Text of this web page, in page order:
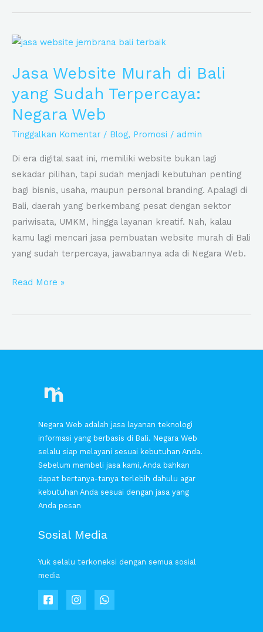
Jasa Website Murah di Bali
yang Sudah Terpercaya:
Negara Web
Tinggalkan Komentar / Blog, Promosi / admin
Di era digital saat ini, memiliki website bukan lagi
sekadar pilihan, tapi sudah menjadi kebutuhan penting
bagi bisnis, usaha, maupun personal branding. Apalagi di
Bali, daerah yang berkembang pesat dengan sektor
pariwisata, UMKM, hingga layanan kreatif. Nah, kalau
kamu lagi mencari jasa pembuatan website murah di Bali
yang sudah terpercaya, jawabannya ada di Negara Web.
Jasa
Murah
di
Bali
yang
Sudah
Read More »
Negara Web adalah jasa layanan teknologi
informasi yang berbasis di Bali. Negara Web
selalu siap melayani sesuai kebutuhan Anda.
Sebelum membeli jasa kami, Anda bahkan
dapat bertanya-tanya terlebih dahulu agar
kebutuhan Anda sesuai dengan jasa yang
Anda pesan
Sosial Media
Yuk selalu terkoneksi dengan semua sosial
media